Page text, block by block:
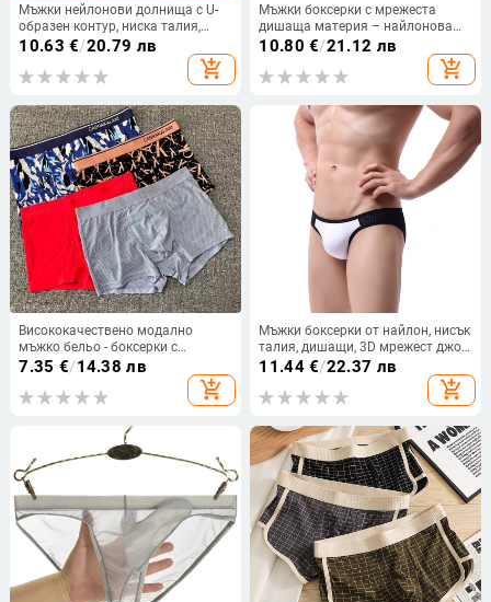
Мъжки нейлонови долнища с U-
образен контур, ниска талия,
частично покритие
10.63 €/20.79 лв
add_shopping_cart
Мъжки боксерки с мрежеста
дишаща материя – найлонова
основна тъкан, ниска талия,
плоско сплетение, подплата от
найлон
10.80 €/21.12 лв
add_shopping_cart
Висококачествено модално
мъжко бельо - боксерки с
двустранни цветове, средна
7.35 €/14.38 лв
add_shopping_cart
Мъжки боксерки от найлон, нисък
талия, дишащи, 3D мрежест джоб,
плат 31–40D
11.44€/22.37 лв
add_shopping_cart